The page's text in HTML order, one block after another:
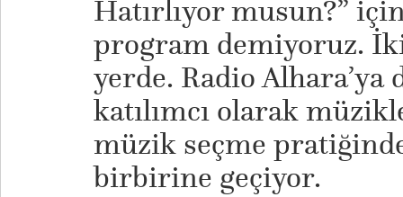
Hatırlıyor musun?”
program demiyoruz.
yerde. Radio Alhara’ya
katılımcı olarak
müzik seçme
birbirine geçiyor.